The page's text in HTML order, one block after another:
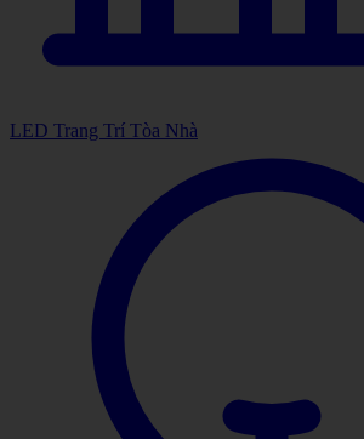
LED Trang Trí Tòa Nhà